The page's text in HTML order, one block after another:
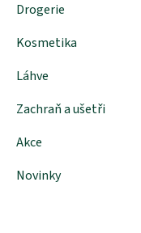
Drogerie
Kosmetika
Láhve
Zachraň a ušetři
Akce
Novinky